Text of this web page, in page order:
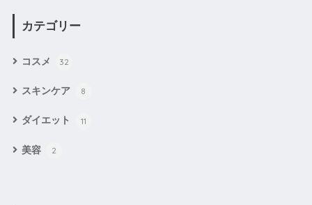
カテゴリー
コスメ 32
スキンケア 8
ダイエット 11
美容 2